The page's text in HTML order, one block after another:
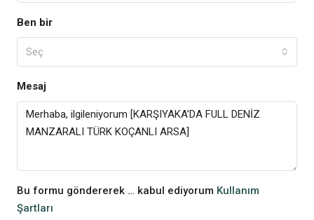
Ben bir
Seç
Mesaj
Bu formu göndererek … kabul ediyorum Kullanım
Şartları